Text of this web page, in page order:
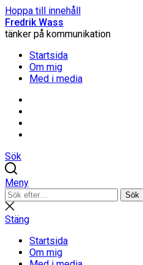
Hoppa till innehåll
Fredrik Wass
tänker på kommunikation
Startsida
Om mig
Med i media
Sök
Meny
Sök
efter:
Sök
Stäng
sökning
Stäng
Startsida
Om mig